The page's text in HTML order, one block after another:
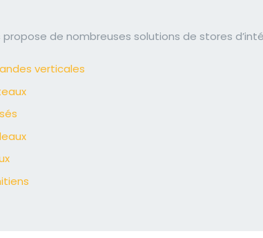
de nombreuses solutions de stores
verticales